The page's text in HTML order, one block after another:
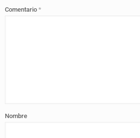
Comentario *
Nombre